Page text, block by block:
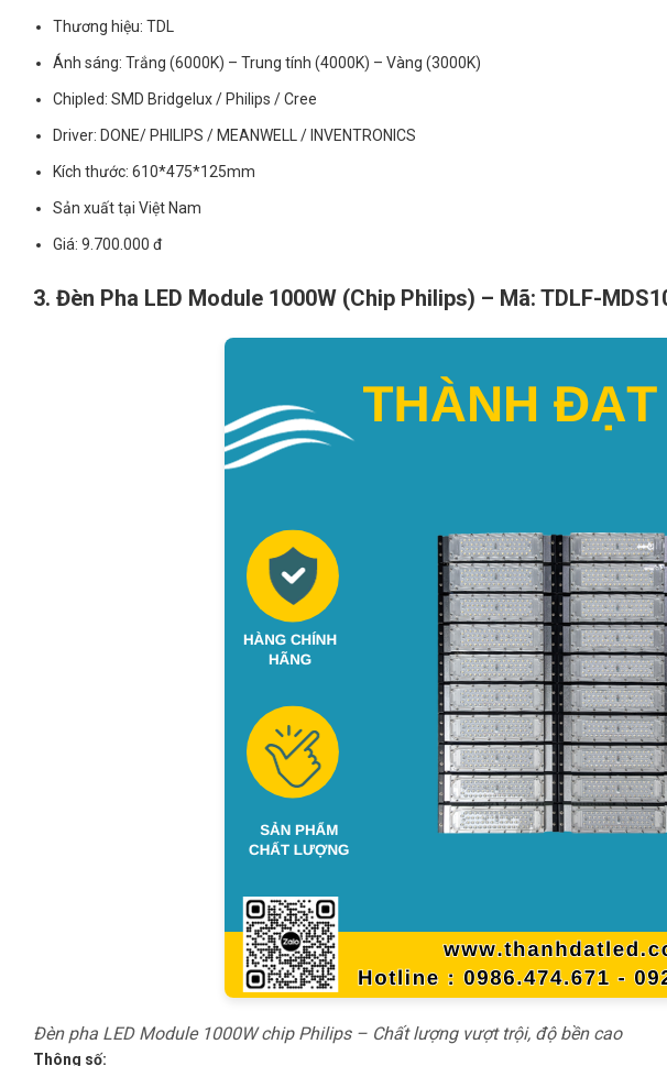
Thương hiệu: TDL
Ánh sáng: Trắng (6000K) – Trung tính (4000K) – Vàng (3000K)
Chipled: SMD Bridgelux / Philips / Cree
Driver: DONE/ PHILIPS / MEANWELL / INVENTRONICS
Kích thước: 610*475*125mm
Sản xuất tại Việt Nam
Giá: 9.700.000 đ
3. Đèn Pha LED Module 1000W (Chip Philips) – Mã: TDLF-
Đèn pha LED Module 1000W chip Philips – Chất lượng vượt trội, độ bền cao
Thông số: